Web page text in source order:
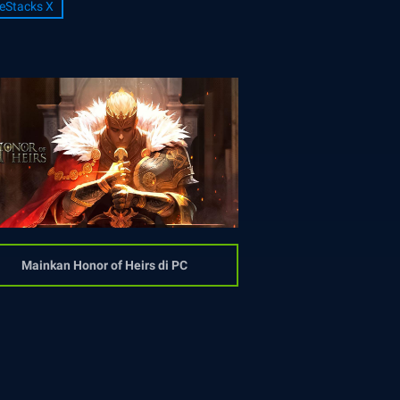
X
Mainkan Honor of Heirs di PC